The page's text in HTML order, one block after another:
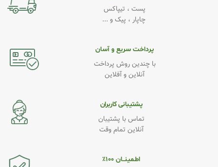
پست ، تیپاکس
چاپار ، پیک و ...
پرداخت سریع و آسان
با چندین روش پرداخت
آنلاین و آفلاین
پشتیبانی کاربران
تماس با پشتیبان
آنلاین تمام وقت
اطـمینــان ۱۰۰٪